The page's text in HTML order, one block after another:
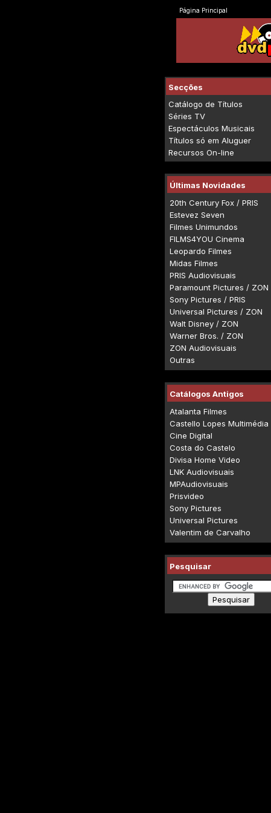
Página Principal
Secções
Catálogo de Títulos
Séries TV
Espectáculos Musicais
Títulos só em Aluguer
Recursos On-line
Últimas Novidades
20th Century Fox / PRIS
Estevez Seven
Filmes Unimundos
FILMS4YOU Cinema
Leopardo Filmes
Midas Filmes
PRIS Audiovisuais
Paramount Pictures / ZON
Sony Pictures / PRIS
Universal Pictures / ZON
Walt Disney / ZON
Warner Bros. / ZON
ZON Audiovisuais
Outras
Catálogos Antigos
Atalanta Filmes
Castello Lopes Multimédia
Cine Digital
Costa do Castelo
Divisa Home Video
LNK Audiovisuais
MPAudiovisuais
Prisvideo
Sony Pictures
Universal Pictures
Valentim de Carvalho
Pesquisar